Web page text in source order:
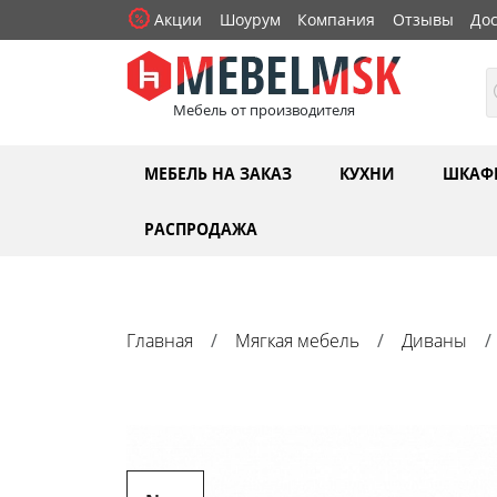
Акции Шоурум Компания Отзывы
Мебель от производителя
МЕБЕЛЬ НА ЗАКАЗ КУХНИ
РАСПРОДАЖА
Главная Мягкая мебель Диваны